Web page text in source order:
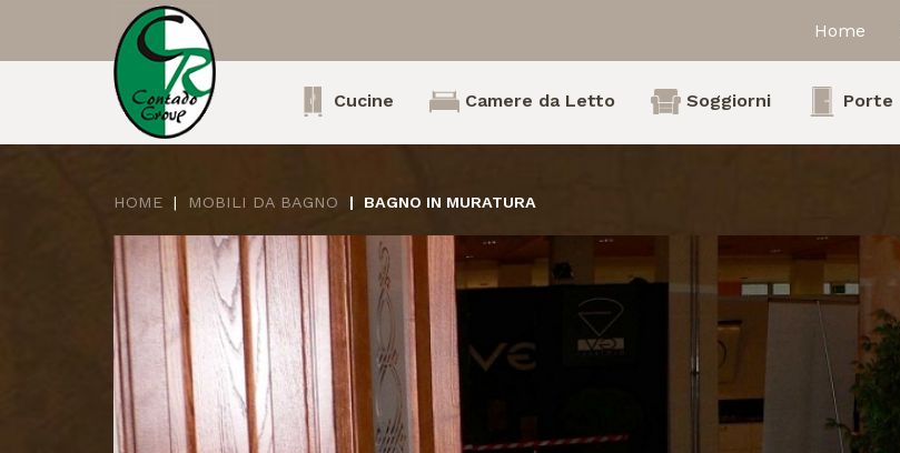
Home
Cucine Camere da Letto Soggiorni Porte
HOME MOBILI DA BAGNO BAGNO IN MURATURA